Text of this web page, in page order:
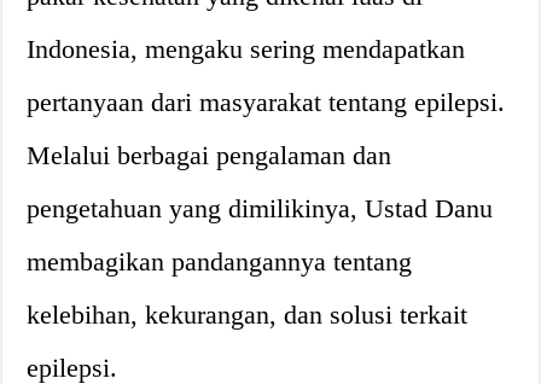
Indonesia, mengaku sering mendapatkan
pertanyaan dari masyarakat tentang epilepsi.
Melalui berbagai pengalaman dan
pengetahuan yang dimilikinya, Ustad Danu
membagikan pandangannya tentang
kelebihan, kekurangan, dan solusi terkait
epilepsi.